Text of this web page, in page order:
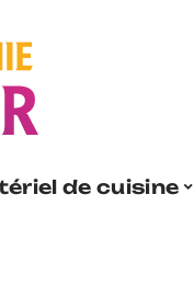
de cuisine